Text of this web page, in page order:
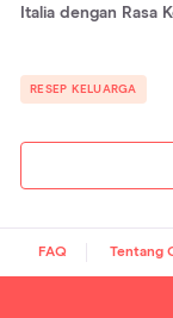
Italia dengan Rasa
RESEP KELUARGA
FAQ Tentang